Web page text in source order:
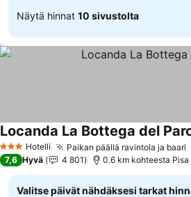
Näytä hinnat 10 sivustolta
3 Tähtiluokitus
Hotelli Paikan päällä ravintola ja baari
Locanda La Bottega del
7,6 Hyvä 4 801 0.6 km kohteesta
Valitse päivät nähdäksesi tarkat